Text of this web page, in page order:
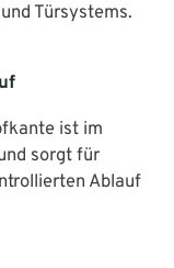
Türsystems.
ist im
sorgt für
Ablauf